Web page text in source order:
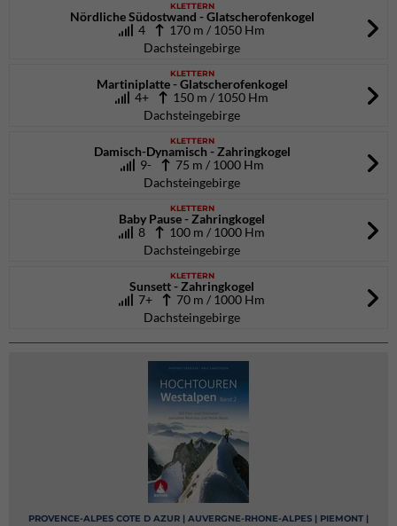
KLETTERN
Nördliche Südostwand - Glatscherofenkogel
4
170 m / 1050 Hm
Dachsteingebirge
KLETTERN
Martiniplatte - Glatscherofenkogel
4+
150 m / 1050 Hm
Dachsteingebirge
KLETTERN
Damisch-Dynamisch - Zahringkogel
9- 75 m / 1000 Hm
Dachsteingebirge
KLETTERN
Baby Pause - Zahringkogel
8
100 m / 1000 Hm
Dachsteingebirge
KLETTERN
Sunsett - Zahringkogel
7+
70 m / 1000 Hm
Dachsteingebirge
PROVENCE-ALPES COTE D AZUR | AUVERGNE-RHONE-ALPES | PIEMONT |